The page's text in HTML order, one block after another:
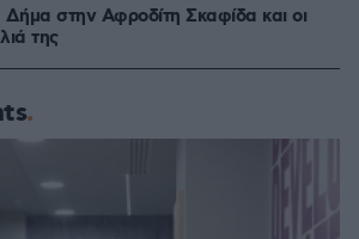
Δήμα στην Αφροδίτη Σκαφίδα και οι
της